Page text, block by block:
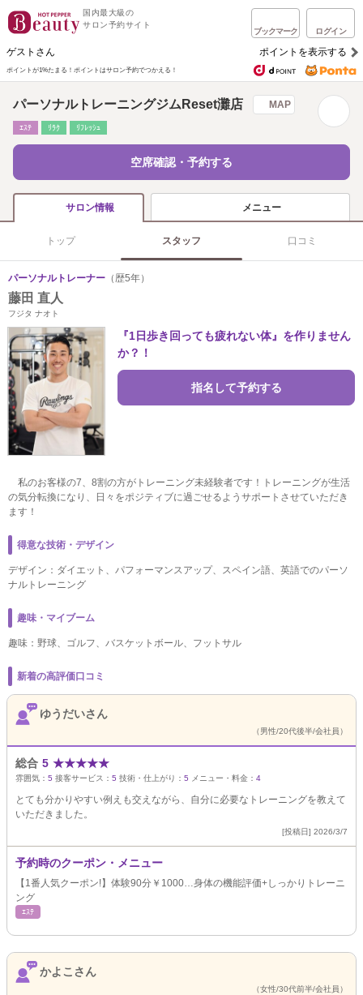
国内最大級の
サロン予約サイト
ブックマーク ログイン
ゲストさん ポイントを表示する
ポイントが1%たまる！ ポイントはサロン予約でつかえる！
パーソナルトレーニングジムReset灘店 MAP
ｴｽﾃ ﾘﾗｸ ﾘﾌﾚｯｼｭ
空席確認・予約する
サロン情報 メニュー
トップ スタッフ 口コミ
パーソナルトレーナー （歴5年）
藤田 直人
フジタ ナオト
『1日歩き回っても疲れない体』を作りません
か？！
指名して予約する
私のお客様の7、8割の方がトレーニング未経験者です！トレーニングが生活
の気分転換になり、日々をポジティブに過ごせるようサポートさせていただき
ます！
得意な技術・デザイン
デザイン：ダイエット、パフォーマンスアップ、スペイン語、英語でのパーソ
ナルトレーニング
趣味・マイブーム
趣味：野球、ゴルフ、バスケットボール、フットサル
新着の高評価口コミ
ゆうだいさん
（男性/20代後半/会社員）
総合 5 ★★★★★
雰囲気： 5 接客サービス： 5 技術・仕上がり： 5 メニュー・料金： 4
とても分かりやすい例えも交えながら、自分に必要なトレーニングを教えて
いただきました。
[投稿日] 2026/3/7
予約時のクーポン・メニュー
【1番人気クーポン!】体験90分￥1000…身体の機能評価+しっかりトレーニ
ング
ｴｽﾃ
かよこさん
（女性/30代前半/会社員）